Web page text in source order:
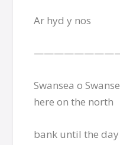
Ar hyd y nos
Swansea o
here on the north
bank until the